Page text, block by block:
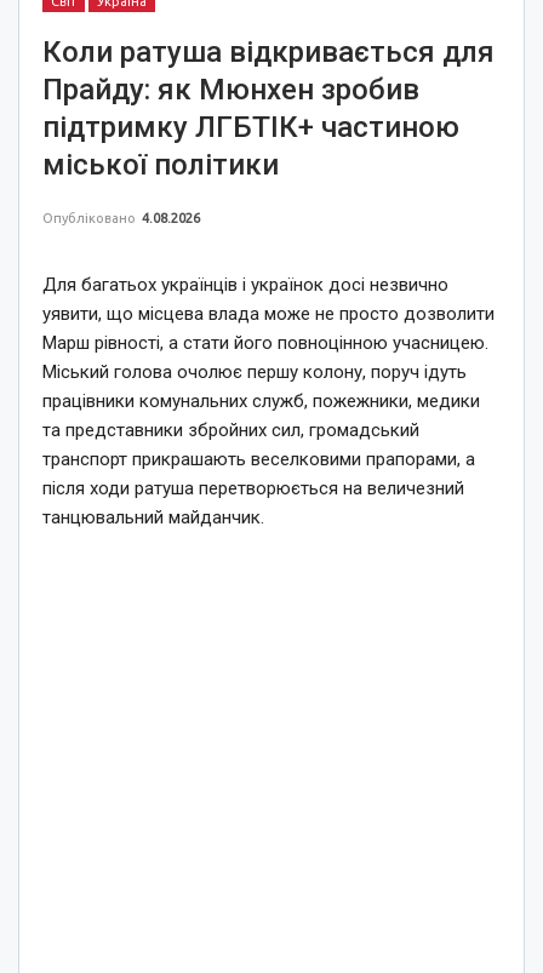
Коли ратуша відкривається для
Прайду: як Мюнхен зробив
підтримку ЛГБТІК+ частиною
міської політики
Опубліковано 4.08.2026
Для багатьох українців і українок досі незвично
уявити, що місцева влада може не просто дозволити
Марш рівності, а стати його повноцінною учасницею.
Міський голова очолює першу колону, поруч ідуть
працівники комунальних служб, пожежники, медики
та представники збройних сил, громадський
транспорт прикрашають веселковими прапорами, а
після ходи ратуша перетворюється на величезний
танцювальний майданчик.